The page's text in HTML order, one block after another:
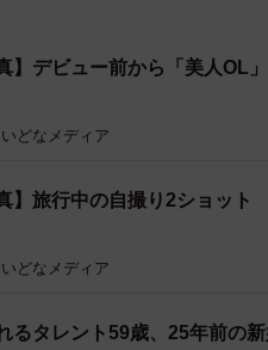
朝日系「金子信雄の楽しい夕
どでも活躍し、「お嫁さんに
実らせ結婚。
真】デビュー前から「美人
いどなメディア
真】旅行中の自撮り2ショッ
いどなメディア
るタレント59歳、25年前の